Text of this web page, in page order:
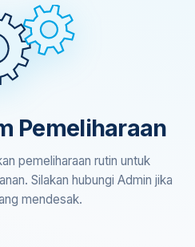
Pemeliharaan
pemeliharaan rutin untuk
Silakan hubungi Admin jika
mendesak.